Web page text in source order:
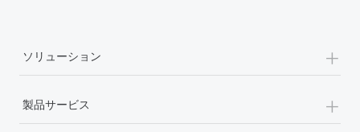
ソリューション +
製品サービス +